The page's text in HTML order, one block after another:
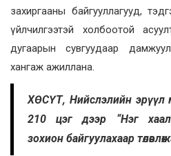
захиргааны байгууллагууд,
үйлчилгээтэй холбоотой
дугаарын сувгуудаар
хангаж ажиллана.
ХӨСҮТ, Нийслэлийн эрүүл
210 цэг дээр “Нэг
зохион байгуулахаар